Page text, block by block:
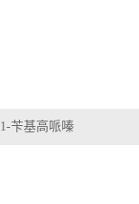
1-苄基高哌嗪